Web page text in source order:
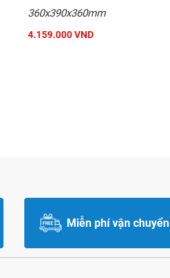
360x390x360mm
4.159.000 VND
Miễn phí vận chuyển